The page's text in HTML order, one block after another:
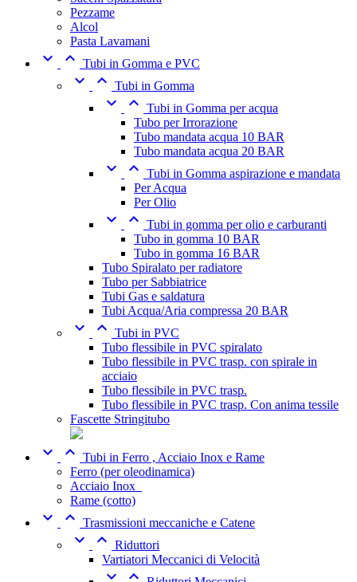
Pezzame
Alcol
Pasta Lavamani
  Tubi in Gomma e PVC
  Tubi in Gomma
  Tubi in Gomma per acqua
Tubo per Irrorazione
Tubo mandata acqua 10 BAR
Tubo mandata acqua 20 BAR
  Tubi in Gomma aspirazione e mandata
Per Acqua
Per Olio
  Tubi in gomma per olio e carburanti
Tubo in gomma 10 BAR
Tubo in gomma 16 BAR
Tubo Spiralato per radiatore
Tubo per Sabbiatrice
Tubi Gas e saldatura
Tubi Acqua/Aria compressa 20 BAR
  Tubi in PVC
Tubo flessibile in PVC spiralato
Tubo flessibile in PVC trasp. con spirale in
acciaio
Tubo flessibile in PVC trasp.
Tubo flessibile in PVC trasp. Con anima tessile
Fascette Stringitubo
  Tubi in Ferro , Acciaio Inox e Rame
Ferro (per oleodinamica)
Acciaio Inox_
Rame (cotto)
  Trasmissioni meccaniche e Catene
  Riduttori
Vartiatori Meccanici di Velocità
 